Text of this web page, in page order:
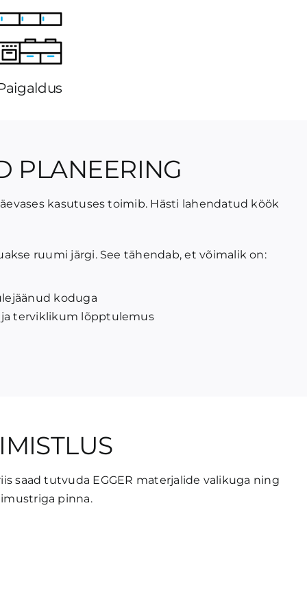
PLANEERING
kasutuses toimib. Hästi lahendatud köök
ruumi järgi. See tähendab, et võimalik on:
koduga
terviklikum lõpptulemus
saad tutvuda EGGER materjalide valikuga ning
pinna.